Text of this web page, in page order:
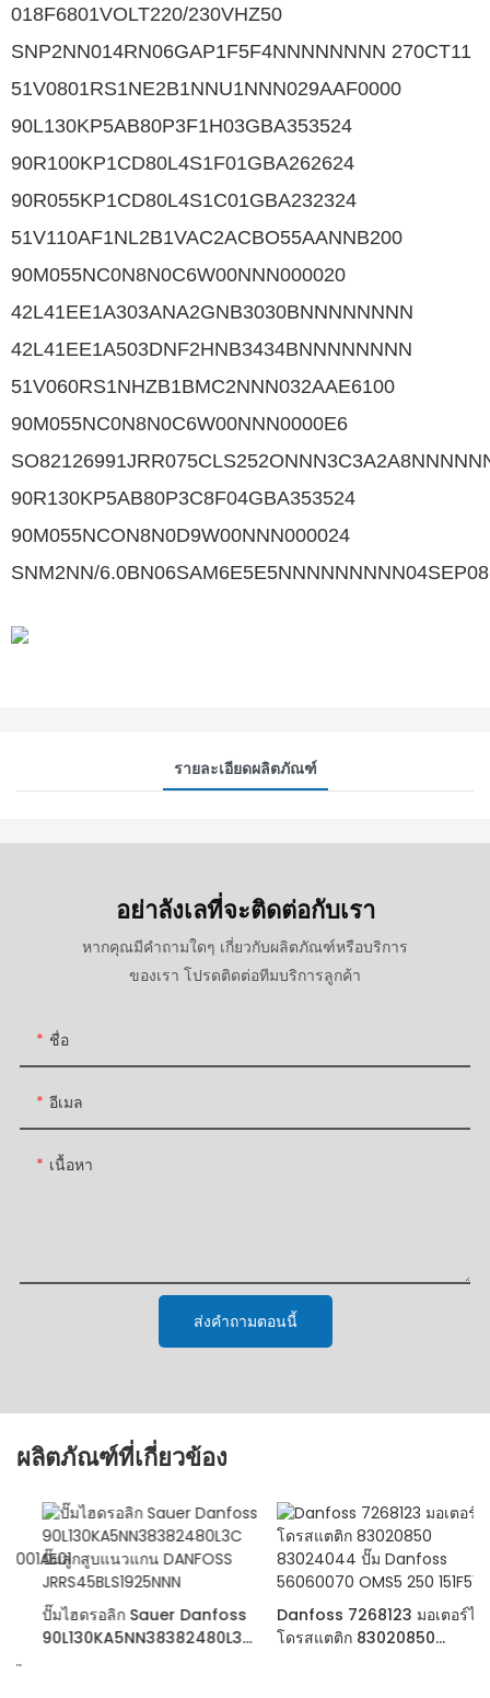
018F6801VOLT220/230VHZ50
SNP2NN014RN06GAP1F5F4NNNNNNNN 270CT11
51V0801RS1NE2B1NNU1NNN029AAF0000
90L130KP5AB80P3F1H03GBA353524
90R100KP1CD80L4S1F01GBA262624
90R055KP1CD80L4S1C01GBA232324
51V110AF1NL2B1VAC2ACBO55AANNB200
90M055NC0N8N0C6W00NNN000020
42L41EE1A303ANA2GNB3030BNNNNNNNN
42L41EE1A503DNF2HNB3434BNNNNNNNN
51V060RS1NHZB1BMC2NNN032AAE6100
90M055NC0N8N0C6W00NNN0000E6
90R130KP5AB80P3C8F04GBA353524
90M055NCON8N0D9W00NNN000024
SNM2NN/6.0BN06SAM6E5E5NNNNNNNNN04SEP08
รายละเอียดผลิตภัณฑ์
อย่าลังเลที่จะติดต่อกับเรา
หากคุณมีคำถามใดๆ เกี่ยวกับผลิตภัณฑ์หรือบริการ
ของเรา โปรดติดต่อทีมบริการลูกค้า
ชื่อ
อีเมล
เนื้อหา
ส่งคำถามตอนนี้
ผลิตภัณฑ์ที่เกี่ยวข้อง
ปั๊มไฮดรอลิก Sauer Danfoss
90L130KA5NN38382480L3C
ปั๊มลูกสูบแนวแกน DANFOSS
Danfoss 7268123 มอเตอร์ไฮ
โดรสแตติก 83020850